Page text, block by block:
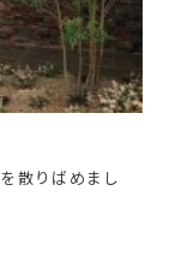
散りばめまし